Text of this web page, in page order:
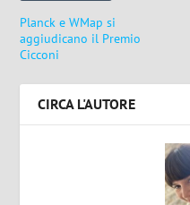
Planck e WMap si
aggiudicano il Premio
Cicconi
CIRCA L'AUTORE